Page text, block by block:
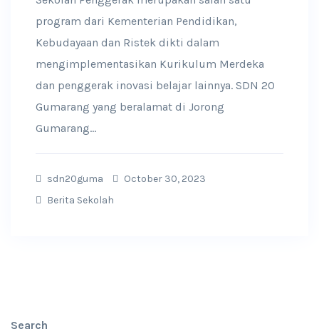
program dari Kementerian Pendidikan,
Kebudayaan dan Ristek dikti dalam
mengimplementasikan Kurikulum Merdeka
dan penggerak inovasi belajar lainnya. SDN 20
Gumarang yang beralamat di Jorong
Gumarang...
sdn20guma
October 30, 2023
Berita Sekolah
Search